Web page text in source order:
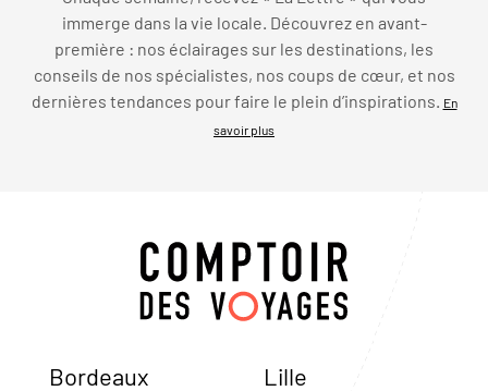
immerge dans la vie locale. Découvrez en avant-
première : nos éclairages sur les destinations, les
conseils de nos spécialistes, nos coups de cœur, et nos
dernières tendances pour faire le plein d’inspirations.
En
savoir plus
Bordeaux Lille